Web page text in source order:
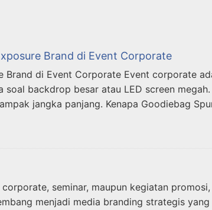
Brand di Event Corporate
di Event Corporate Event corporate
backdrop besar atau LED screen
jangka panjang. Kenapa Goodiebag
seminar, maupun kegiatan
menjadi media branding strategis